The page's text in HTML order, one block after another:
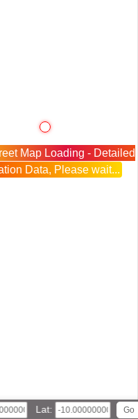
Map Loading - Detailed
Data, Please wait...
Lat: